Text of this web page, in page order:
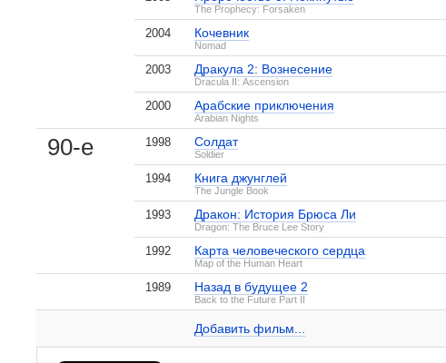
The Prophecy: Forsaken
2004 Кочевник
Nomad
2003 Дракула 2: Вознесение
Dracula II: Ascension
2000 Арабские приключения
Arabian Nights
90-е 1998 Солдат
Soldier
1994 Книга джунглей
The Jungle Book
1993 Дракон: История Брюса Ли
Dragon: The Bruce Lee Story
1992 Карта человеческого сердца
Map of the Human Heart
1989 Назад в будущее 2
Back to the Future Part II
Добавить фильм...
Книга джунглей
Джейсон Скотт Ли на IMDB.com
, поделитесь своим мнением